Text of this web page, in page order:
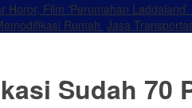
Horor, Film ‘Perumahan
Rumah Jasa
Sudah 70